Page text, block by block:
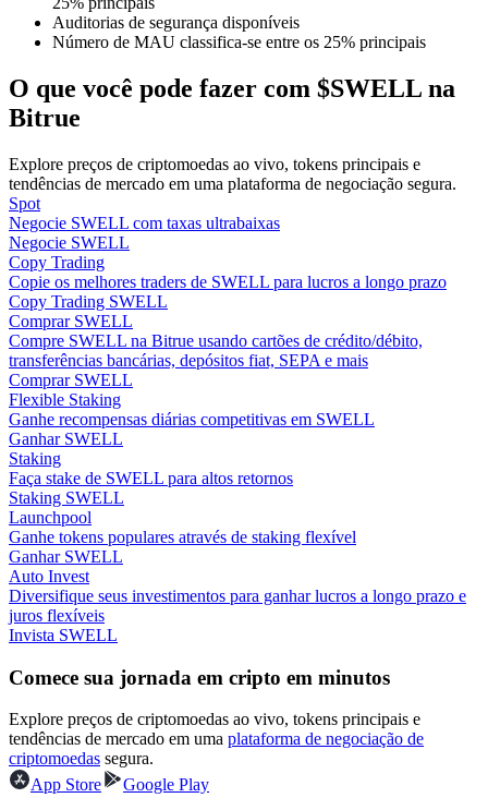
Guia para iniciantes em futuros
Estratégias de negociação
Aprenda como se manter lucrativo
Ganhar
Porquinho poderoso
Ganhe recompensas competitivas diariamente
Auditorias de segurança disponíveis
Número de MAU classifica-se entre os 25% principais
O que você pode fazer com $SWELL na
Bitrue
Explore preços de criptomoedas ao vivo, tokens principais e
tendências de mercado em uma plataforma de negociação segura.
Spot
Negocie SWELL com taxas ultrabaixas
Negocie SWELL
Copy Trading
Copie os melhores traders de SWELL para lucros a longo prazo
Copy Trading SWELL
Comprar SWELL
Compre SWELL na Bitrue usando cartões de crédito/débito,
transferências bancárias, depósitos fiat, SEPA e mais
Comprar SWELL
Flexible Staking
Ganhe recompensas diárias competitivas em SWELL
Ganhar SWELL
Staking
Faça stake de SWELL para altos retornos
Staking SWELL
Launchpool
Ganhe tokens populares através de staking flexível
Ganhar SWELL
Auto Invest
Diversifique seus investimentos para ganhar lucros a longo prazo e
juros flexíveis
Invista SWELL
Comece sua jornada em cripto em minutos
Explore preços de criptomoedas ao vivo, tokens principais e
tendências de mercado em uma plataforma de negociação de
criptomoedas segura.
App Store
Google Play